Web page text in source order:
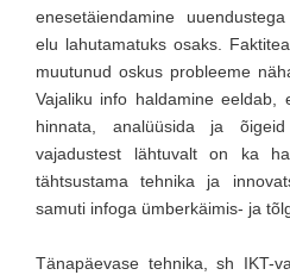
enesetäiendamine
elu lahutamatuks osaks.
muutunud oskus probleeme
Vajaliku info haldamine eeldab,
hinnata, analüüsida ja
vajadustest lähtuvalt on ka
tähtsustama tehnika ja
samuti infoga ümberkäimis- ja
Tänapäevase tehnika, sh IKT-